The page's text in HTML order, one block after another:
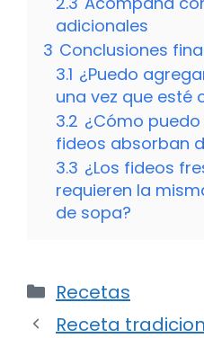
adicionales
3 Conclusiones
3.1 ¿Puedo
una vez que esté
3.2 ¿Cómo
fideos absorban
3.3 ¿Los fideos
requieren la
de sopa?
Categorías
Recetas
Receta